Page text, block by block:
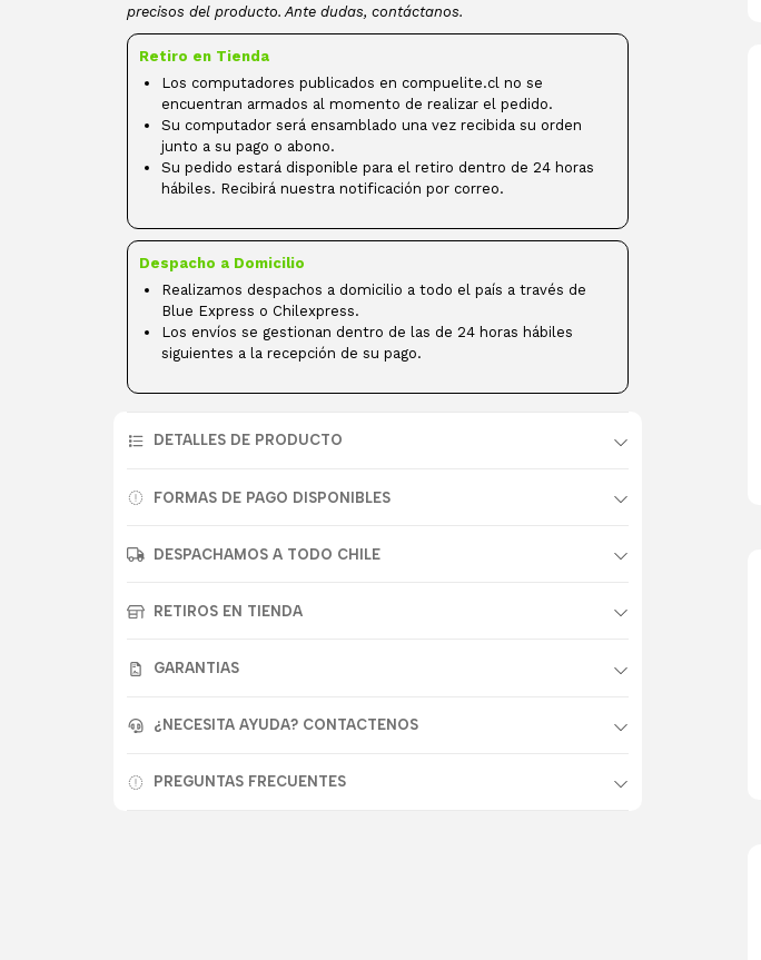
precisos del producto. Ante dudas, contáctanos.
Retiro en Tienda
Los computadores publicados en compuelite.cl no se
encuentran armados al momento de realizar el pedido.
Su computador será ensamblado una vez recibida su orden
junto a su pago o abono.
Su pedido estará disponible para el retiro dentro de 24 horas
hábiles. Recibirá nuestra notificación por correo.
Despacho a Domicilio
Realizamos despachos a domicilio a todo el país a través de
Blue Express o Chilexpress.
Los envíos se gestionan dentro de las de 24 horas hábiles
siguientes a la recepción de su pago.
DETALLES DE PRODUCTO
FORMAS DE PAGO DISPONIBLES
DESPACHAMOS A TODO CHILE
RETIROS EN TIENDA
GARANTIAS
¿NECESITA AYUDA? CONTACTENOS
PREGUNTAS FRECUENTES